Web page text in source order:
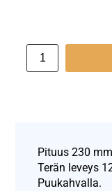
Pituus 230
Terän leveys
Puukahvalla.